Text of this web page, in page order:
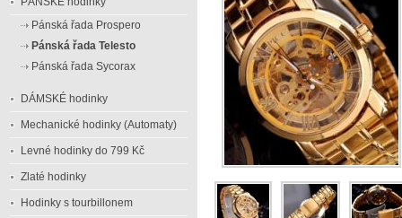
Pánská řada Prospero
Pánská řada Telesto
Pánská řada Sycorax
DÁMSKÉ hodinky
Mechanické hodinky (Automaty)
Levné hodinky do 799 Kč
Zlaté hodinky
Hodinky s tourbillonem